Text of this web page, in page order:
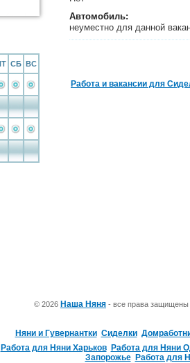
СБ ВС
Автомобиль:
неуместно для данной
Работа и вакансии для
© 2026 Наша Няня - все права
Няни и Гувернантки Сиделки
Работа для Няни Харьков
Работа для Няни
Запорожье
Работа для